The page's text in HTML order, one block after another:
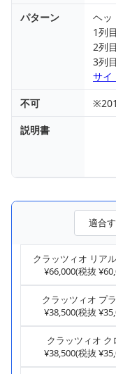
パターン
ヘッ
1列
2列
3列
サイ
不可
説明書
適合
クラッツィオ リア
¥66,000(税抜
クラッツィオ プ
¥38,500(税抜
クラッツィオ ク
¥38,500(税抜